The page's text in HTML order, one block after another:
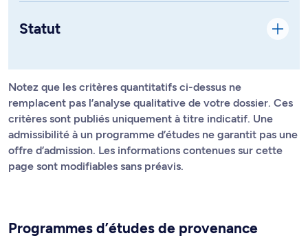
Statut
Notez que les critères quantitatifs ci-dessus ne
remplacent pas l’analyse qualitative de votre dossier. Ces
critères sont publiés uniquement à titre indicatif. Une
admissibilité à un programme d’études ne garantit pas une
offre d’admission. Les informations contenues sur cette
page sont modifiables sans préavis.
Programmes d’études de provenance